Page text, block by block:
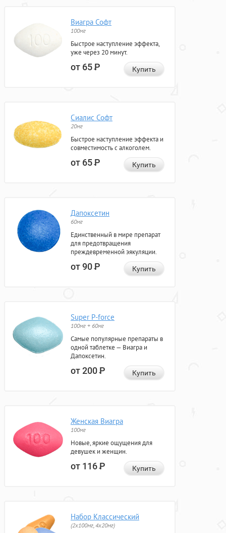
Виагра Софт
100мг
Быстрое наступление эффекта,
уже через 20 минут.
от 65Р Купить
Сиалис Софт
20мг
Быстрое наступление эффекта и
совместимость с алкоголем.
от 65Р Купить
Дапоксетин
60мг
Единственный в мире препарат
для предотвращения
преждевременной эякуляции.
от 90Р Купить
Super P-force
100мг + 60мг
Самые популярные препараты в
одной таблетке — Виагра и
Дапоксетин.
от 200Р Купить
Женская Виагра
100мг
Новые, яркие ощущения для
девушек и женщин.
от 116Р Купить
Набор Классический
(2x100мг, 4x20мг)